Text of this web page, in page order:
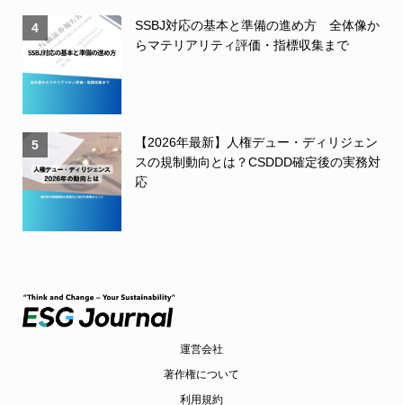
4
SSBJ対応の基本と準備の進め方 全体像か
らマテリアリティ評価・指標収集まで
5
【2026年最新】人権デュー・ディリジェン
スの規制動向とは？CSDDD確定後の実務対
応
運営会社
著作権について
利用規約